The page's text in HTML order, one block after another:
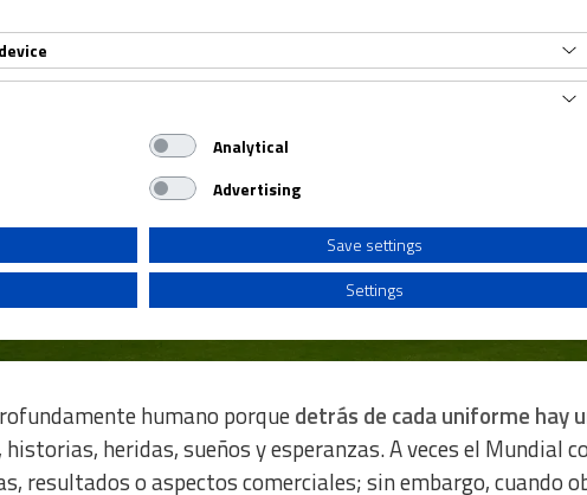
humano porquedetrás de cada uniforme hay
, historias, heridas, sueños y esperanzas. A veces el Mundial
resultados o aspectos comerciales; sin embargo, cuando
or combinations of data from different sources
Analytical
Advertising
Save settings
Settings